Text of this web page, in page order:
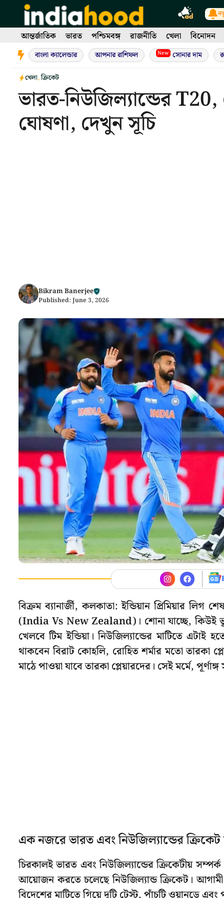
contentআন্তর্জাতিক ভারত পশ্চিমবঙ্গ রাজনীতি খেলা বিনোদন
বাংলা ক্যালেন্ডার আপনার রাশিফল New সোনার দাম
খেলা,ক্রিকেট
ভারত-নিউজিল্যান্ডের
ঘোষণা, দেখুন সূচি
Bikram Banerjee
Published: June 3, 2026
বিক্রম ব্যানার্জী, কলকাতা: ইন্ডিয়ান প্রিমিয়ার
(India Vs New Zealand)। শোনা যাচ্ছে, কিউই
খেলবে টিম ইন্ডিয়া। নিউজিল্যান্ডের মাটিতে
থাকবেন বিরাট কোহলি, রোহিত শর্মার মতো তারকা
মাঠে পাওয়া যাবে তারকা প্লেয়ারদের। সেই মর্মে,
এক নজরে ভারত এবং নিউজিল্যান্ডের
চিরকালই ভারত এবং নিউজিল্যান্ডের ক্রিকেটীয়
আয়োজন করতে চলেছে নিউজিল্যান্ড ক্রিকেট।
বিদেশের মাটিতে গিয়ে দুটি টেস্ট, পাঁচটি ওয়ানডে এবং